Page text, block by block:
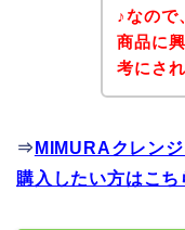
♪なので
商品に
考にさ
⇒ MIMURAクレン
購入したい方はこち